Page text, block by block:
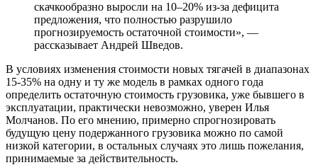
скачкообразно выросли на 10–20% из-за дефицита
предложения, что полностью разрушило
прогнозируемость остаточной стоимости», —
рассказывает Андрей Шведов.
В условиях изменения стоимости новых тягачей в диапазонах
15-35% на одну и ту же модель в рамках одного года
определить остаточную стоимость грузовика, уже бывшего в
эксплуатации, практически невозможно, уверен Илья
Молчанов. По его мнению, примерно спрогнозировать
будущую цену подержанного грузовика можно по самой
низкой категории, в остальных случаях это лишь пожелания,
принимаемые за действительность.